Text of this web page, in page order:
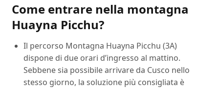
Come entrare nella montagna
Huayna Picchu?
Il percorso Montagna Huayna Picchu (3A)
dispone di due orari d’ingresso al mattino.
Sebbene sia possibile arrivare da Cusco nello
stesso giorno, la soluzione più consigliata è